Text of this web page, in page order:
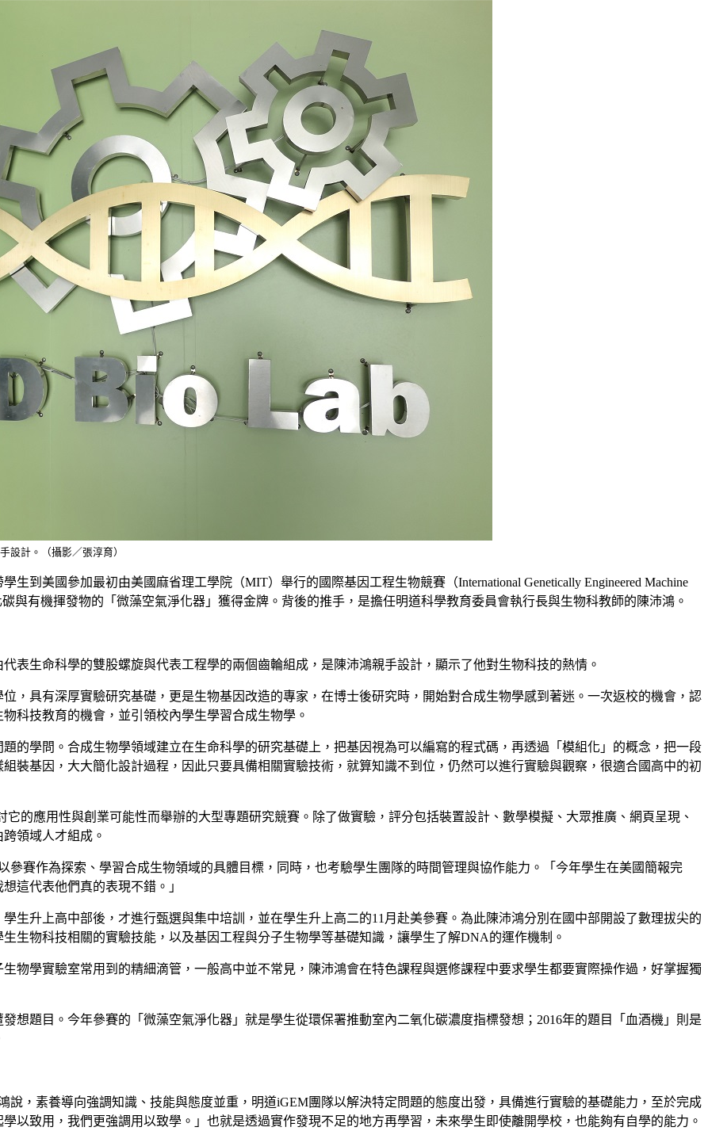
設計。（攝影／張淳育）
到美國參加最初由美國麻省理工學院（MIT）舉行的國際基因工程生物競賽（International Genetically Engineered Machine
與有機揮發物的「微藻空氣淨化器」獲得金牌。背後的推手，是擔任明道科學教育委員會執行長與生物科教師的陳沛鴻。
表生命科學的雙股螺旋與代表工程學的兩個齒輪組成，是陳沛鴻親手設計，顯示了他對生物科技的熱情。
，具有深厚實驗研究基礎，更是生物基因改造的專家，在博士後研究時，開始對合成生物學感到著迷。一次返校的機會，認
科技教育的機會，並引領校內學生學習合成生物學。
的學問。合成生物學領域建立在生命科學的研究基礎上，把基因視為可以編寫的程式碼，再透過「模組化」的概念，把一段
裝基因，大大簡化設計過程，因此只要具備相關實驗技術，就算知識不到位，仍然可以進行實驗與觀察，很適合國高中的初
的應用性與創業可能性而舉辦的大型專題研究競賽。除了做實驗，評分包括裝置設計、數學模擬、大眾推廣、網頁呈現、
領域人才組成。
參賽作為探索、學習合成生物領域的具體目標，同時，也考驗學生團隊的時間管理與協作能力。「今年學生在美國簡報完
這代表他們真的表現不錯。」
生升上高中部後，才進行甄選與集中培訓，並在學生升上高二的11月赴美參賽。為此陳沛鴻分別在國中部開設了數理拔尖的
生物科技相關的實驗技能，以及基因工程與分子生物學等基礎知識，讓學生了解DNA的運作機制。
物學實驗室常用到的精細滴管，一般高中並不常見，陳沛鴻會在特色課程與選修課程中要求學生都要實際操作過，好掌握獨
想題目。今年參賽的「微藻空氣淨化器」就是學生從環保署推動室內二氧化碳濃度指標發想；2016年的題目「血酒機」則是
說，素養導向強調知識、技能與態度並重，明道iGEM團隊以解決特定問題的態度出發，具備進行實驗的基礎能力，至於完成
以致用，我們更強調用以致學。」也就是透過實作發現不足的地方再學習，未來學生即使離開學校，也能夠有自學的能力。